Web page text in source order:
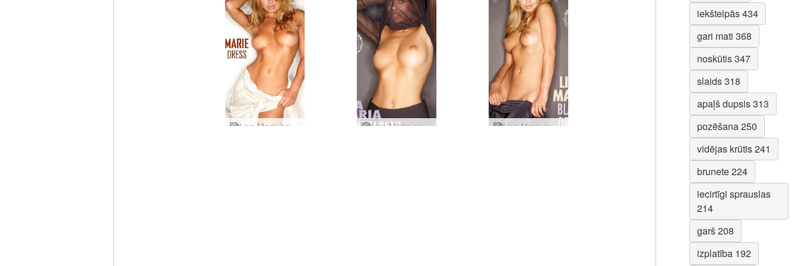
Lisa Marie caurspīdīga Lisa Marie melnā kleita
iekštelpās 434
gari mati 368
noskūtis 347
slaids 318
apaļš dupsis 313
pozēšana 250
vidējas krūtis 241
brunete 224
iecirtīgi sprauslas
214
garš 208
izplatība 192